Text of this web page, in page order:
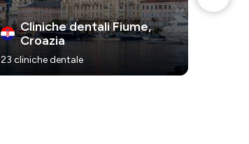
Cliniche dentali Fiume,
Croazia
23 cliniche dentale